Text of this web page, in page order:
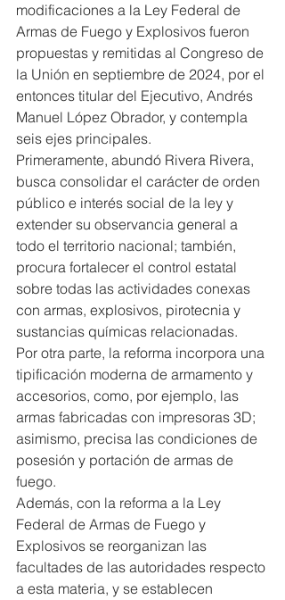
modificaciones a la Ley Federal de
Armas de Fuego y Explosivos fueron
propuestas y remitidas al Congreso de
la Unión en septiembre de 2024, por el
entonces titular del Ejecutivo, Andrés
Manuel López Obrador, y contempla
seis ejes principales.
Primeramente, abundó Rivera Rivera,
busca consolidar el carácter de orden
público e interés social de la ley y
extender su observancia general a
todo el territorio nacional; también,
procura fortalecer el control estatal
sobre todas las actividades conexas
con armas, explosivos, pirotecnia y
sustancias químicas relacionadas.
Por otra parte, la reforma incorpora una
tipificación moderna de armamento y
accesorios, como, por ejemplo, las
armas fabricadas con impresoras 3D;
asimismo, precisa las condiciones de
posesión y portación de armas de
fuego.
Además, con la reforma a la Ley
Federal de Armas de Fuego y
Explosivos se reorganizan las
facultades de las autoridades respecto
a esta materia, y se establecen